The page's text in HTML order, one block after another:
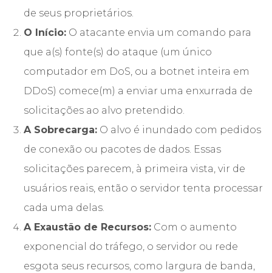
de seus proprietários.
O Início: O atacante envia um comando para
que a(s) fonte(s) do ataque (um único
computador em DoS, ou a botnet inteira em
DDoS) comece(m) a enviar uma enxurrada de
solicitações ao alvo pretendido.
A Sobrecarga: O alvo é inundado com pedidos
de conexão ou pacotes de dados. Essas
solicitações parecem, à primeira vista, vir de
usuários reais, então o servidor tenta processar
cada uma delas.
A Exaustão de Recursos: Com o aumento
exponencial do tráfego, o servidor ou rede
esgota seus recursos, como largura de banda,